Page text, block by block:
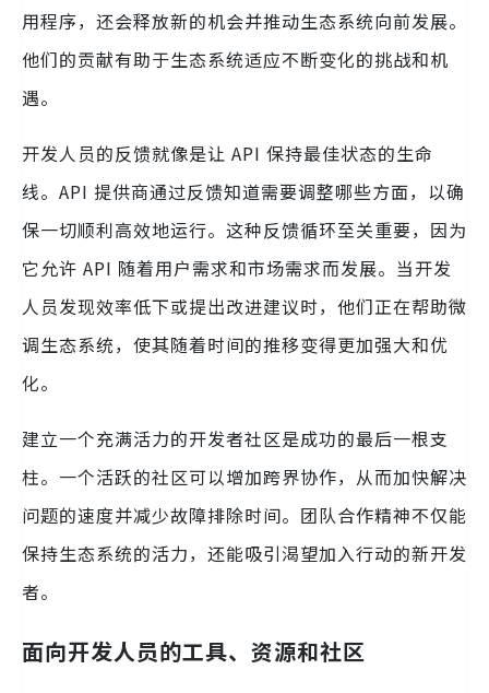
用程序，还会释放新的机会并推动生态系统向前发展。
他们的贡献有助于生态系统适应不断变化的挑战和机
遇。
开发人员的反馈就像是让 API 保持最佳状态的生命
线。API 提供商通过反馈知道需要调整哪些方面，以确
保一切顺利高效地运行。这种反馈循环至关重要，因为
它允许 API 随着用户需求和市场需求而发展。当开发
人员发现效率低下或提出改进建议时，他们正在帮助微
调生态系统，使其随着时间的推移变得更加强大和优
化。
建立一个充满活力的开发者社区是成功的最后一根支
柱。一个活跃的社区可以增加跨界协作，从而加快解决
问题的速度并减少故障排除时间。团队合作精神不仅能
保持生态系统的活力，还能吸引渴望加入行动的新开发
者。
面向开发人员的工具、资源和社区